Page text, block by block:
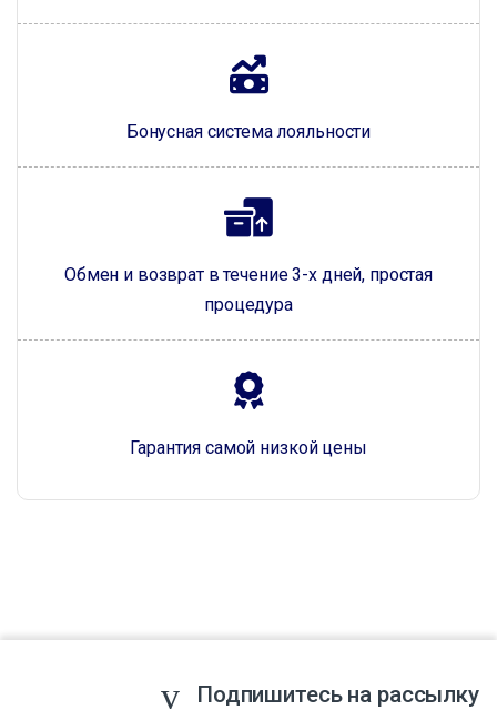
Бонусная система лояльности
Обмен и возврат в течение 3-х дней, простая
процедура
Гарантия самой низкой цены
Подпишитесь на рассылку